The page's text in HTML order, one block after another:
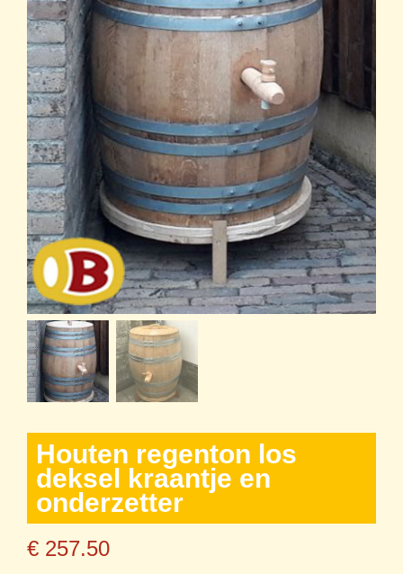
Houten regenton los
deksel kraantje en
onderzetter
€ 257.50